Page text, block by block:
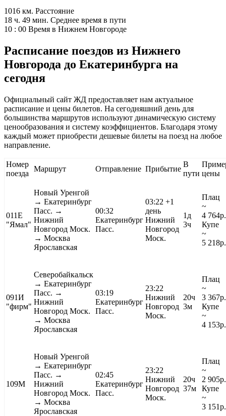
1016 км. Расстояние
18 ч. 49 мин. Среднее время в пути
10 : 00 Время в Нижнем Новгороде
Расписание поездов из Нижнего
Новгорода до Екатеринбурга на
сегодня
Официальный сайт ЖД предоставляет нам актуальное
расписание и цены билетов. На сегодняшний день для
большинства маршрутов используют динамическую систему
ценообразования и систему коэффициентов. Благодаря этому
каждый может приобрести дешевые билеты на поезд на любое
направление.
Номер
поезда
Маршрут Отправление Прибытие
В
пути цены
011Е
"Ямал"
Новый Уренгой
→ Екатеринбург
Пасс. →
Нижний
Новгород Моск.
→ Москва
Ярославская
00:32
Екатеринбург
Пасс.
03:22 +1
день
Нижний
Новгород
Моск.
1д
3ч
Плац
~
4 764р.
Купе
~
5 218р.
091И
"фирм"
Северобайкальск
→ Екатеринбург
Пасс. →
Нижний
Новгород Моск.
→ Москва
Ярославская
03:19
Екатеринбург
Пасс.
23:22
Нижний
Новгород
Моск.
20ч
3м
Плац
~
3 367р.
Купе
~
4 153р.
109М
Новый Уренгой
→ Екатеринбург
Пасс. →
Нижний
Новгород Моск.
→ Москва
Ярославская
02:45
Екатеринбург
Пасс.
23:22
Нижний
Новгород
Моск.
20ч
37м
Плац
~
2 905р.
Купе
~
3 151р.